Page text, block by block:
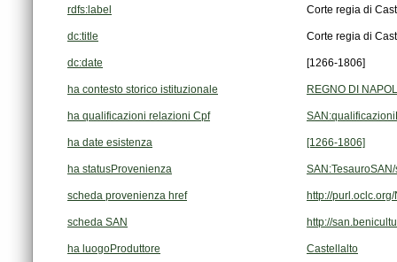
rdfs:label Corte regia di
dc:title Corte regia di
dc:date [1266-1806]
ha contesto storico istituzionale REGNO DI
ha qualificazioni relazioni Cpf
ha date esistenza [1266-1806]
ha statusProvenienza
scheda provenienza href http://
scheda SAN http://
ha luogoProduttore Castellalto